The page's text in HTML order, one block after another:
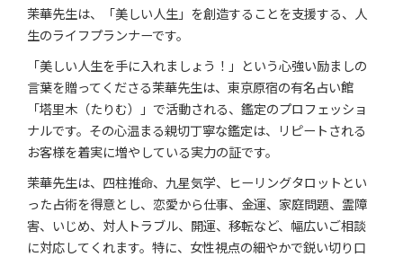
茉華先生は、「美しい人生」を創造することを支援する、人
生のライフプランナーです。
「美しい人生を手に入れましょう！」という心強い励ましの
言葉を贈ってくださる茉華先生は、東京原宿の有名占い館
「塔里木（たりむ）」で活動される、鑑定のプロフェッショ
ナルです。その心温まる親切丁寧な鑑定は、リピートされる
お客様を着実に増やしている実力の証です。
茉華先生は、四柱推命、九星気学、ヒーリングタロットとい
った占術を得意とし、恋愛から仕事、金運、家庭問題、霊障
害、いじめ、対人トラブル、開運、移転など、幅広いご相談
に対応してくれます。特に、女性視点の細やかで鋭い切り口